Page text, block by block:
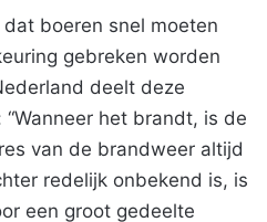
boeren snel moeten
gebreken worden
deelt deze
het brandt, is de
van de brandweer altijd
redelijk onbekend is, is
een groot gedeelte